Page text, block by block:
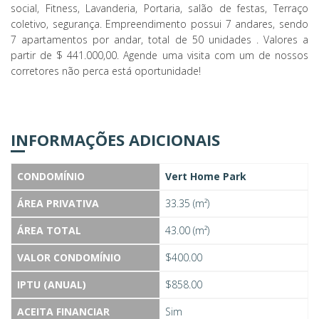
social, Fitness, Lavanderia, Portaria, salão de festas, Terraço
coletivo, segurança. Empreendimento possui 7 andares, sendo
7 apartamentos por andar, total de 50 unidades . Valores a
partir de $ 441.000,00. Agende uma visita com um de nossos
corretores não perca está oportunidade!
INFORMAÇÕES ADICIONAIS
CONDOMÍNIO
Vert Home Park
ÁREA PRIVATIVA
33.35 (m²)
ÁREA TOTAL
43.00 (m²)
VALOR CONDOMÍNIO
$400.00
IPTU (ANUAL)
$858.00
ACEITA FINANCIAR
Sim